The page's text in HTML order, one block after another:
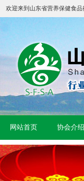
欢迎来到山东省营养保健食
网站首页 协会介绍